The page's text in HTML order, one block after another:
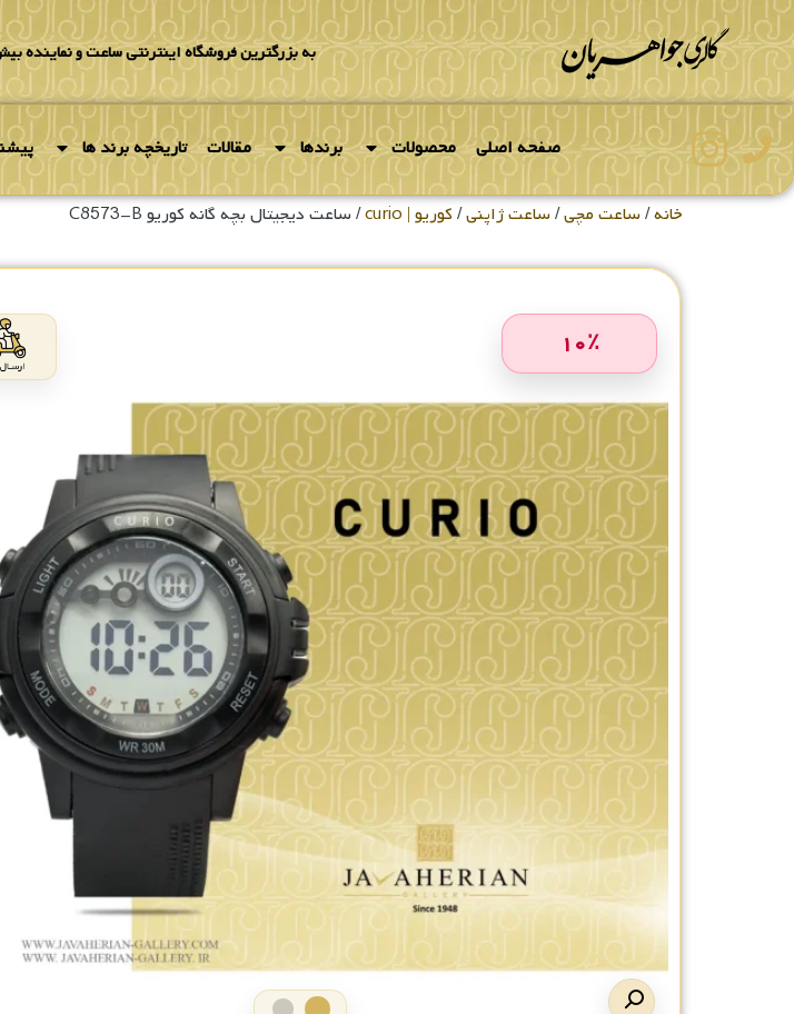
به بزرگترین فروشگاه اینترنتی ساعت و نماینده
صفحه اصلی محصولات برندها مقالات تاریخچه برند ها
خانه/ساعت مچی/ساعت ژاپنی/ کوریو | curio / ساعت دیجیتال بچه گانه کوریو C8573-B
۱۰٪